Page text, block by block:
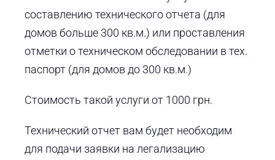
составлению технического отчета (для
домов больше 300 кв.м.) или проставления
отметки о техническом обследовании в тех.
паспорт (для домов до 300 кв.м.)
Стоимость такой услуги от 1000 грн.
Технический отчет вам будет необходим
для подачи заявки на легализацию